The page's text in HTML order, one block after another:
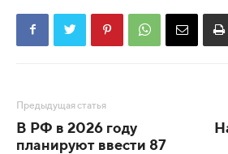
Предыдущая статья
В РФ в 2026 году
планируют ввести 87